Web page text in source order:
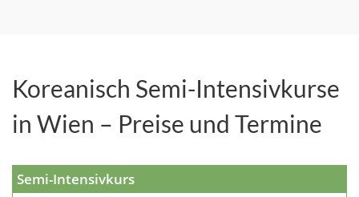
Koreanisch Semi-Intensivkurse
in Wien – Preise und Termine
Semi-Intensivkurs